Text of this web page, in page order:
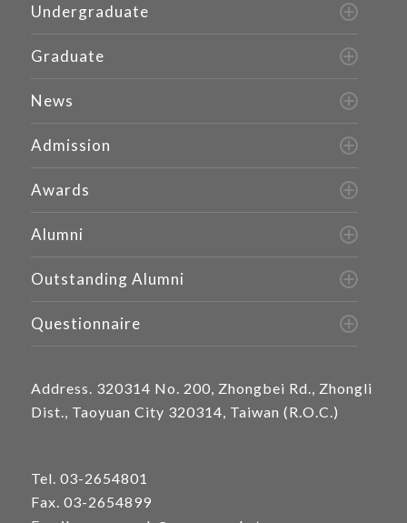
Undergraduate
Graduate
News
Admission
Awards
Alumni
Outstanding Alumni
Questionnaire
Address. 320314 No. 200, Zhongbei Rd., Zhongli
Dist., Taoyuan City 320314, Taiwan (R.O.C.)
Tel. 03-2654801
Fax. 03-2654899